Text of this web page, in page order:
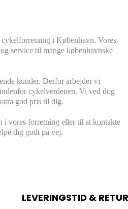
i København. Vores
service til mange københavnske
kunder. Derfor arbejder vi
cykelverdenen. Vi ved dog
god pris til dig.
i vores forretning eller til at kontakte
dig godt på vej.
LEVERINGSTID &